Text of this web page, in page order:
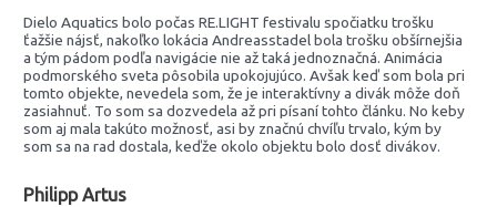
Dielo Aquatics bolo počas RE.LIGHT festivalu spočiatku trošku
ťažšie nájsť, nakoľko lokácia Andreasstadel bola trošku obšírnejšia
a tým pádom podľa navigácie nie až taká jednoznačná. Animácia
podmorského sveta pôsobila upokojujúco. Avšak keď som bola pri
tomto objekte, nevedela som, že je interaktívny a divák môže doň
zasiahnuť. To som sa dozvedela až pri písaní tohto článku. No keby
som aj mala takúto možnosť, asi by značnú chvíľu trvalo, kým by
som sa na rad dostala, keďže okolo objektu bolo dosť divákov.
Philipp Artus